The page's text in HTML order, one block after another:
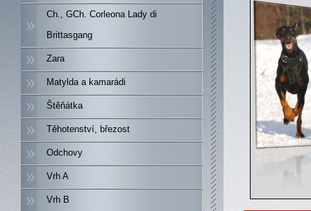
Ch., GCh. Corleona Lady di
Brittasgang
Zara
Matylda a kamarádi
Štěňátka
Těhotenství, březost
Odchovy
Vrh A
Vrh B